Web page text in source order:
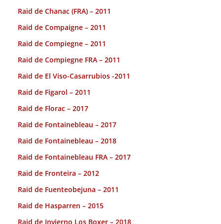
Raid de Chanac (FRA) – 2011
Raid de Compaigne – 2011
Raid de Compiegne – 2011
Raid de Compiegne FRA – 2011
Raid de El Viso-Casarrubios -2011
Raid de Figarol – 2011
Raid de Florac – 2017
Raid de Fontainebleau – 2017
Raid de Fontainebleau – 2018
Raid de Fontainebleau FRA – 2017
Raid de Fronteira – 2012
Raid de Fuenteobejuna – 2011
Raid de Hasparren – 2015
Raid de Invierno Los Boxer – 2018